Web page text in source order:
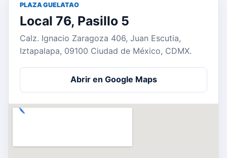
PLAZA GUELATAO
Local 76, Pasillo 5
Calz. Ignacio Zaragoza 406, Juan Escutia,
Iztapalapa, 09100 Ciudad de México, CDMX.
Abrir en Google Maps